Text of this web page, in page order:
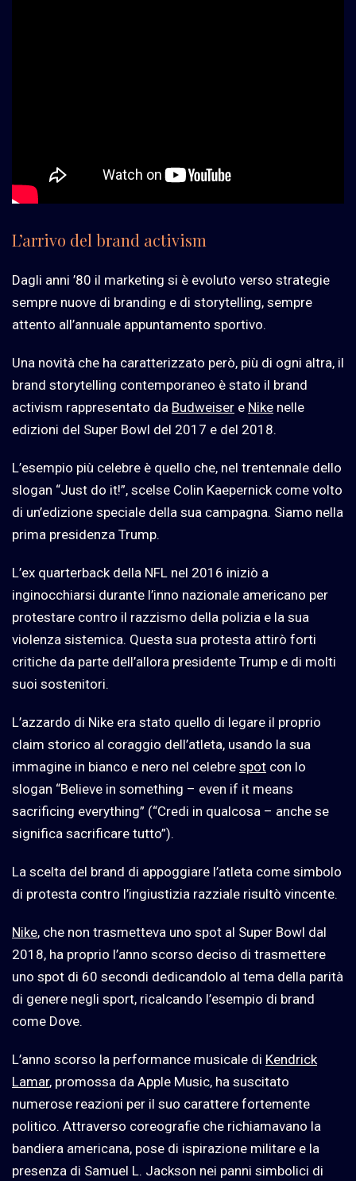
L’arrivo del brand activism
Dagli anni ’80 il marketing si è evoluto verso strategie
sempre nuove di branding e di storytelling, sempre
attento all’annuale appuntamento sportivo.
Una novità che ha caratterizzato però, più di ogni altra, il
brand storytelling contemporaneo è stato il brand
activism rappresentato da Budweiser e Nike nelle
edizioni del Super Bowl del 2017 e del 2018.
L’esempio più celebre è quello che, nel trentennale dello
slogan “Just do it!”, scelse Colin Kaepernick come volto
di un’edizione speciale della sua campagna. Siamo nella
prima presidenza Trump.
L’ex quarterback della NFL nel 2016 iniziò a
inginocchiarsi durante l’inno nazionale americano per
protestare contro il razzismo della polizia e la sua
violenza sistemica. Questa sua protesta attirò forti
critiche da parte dell’allora presidente Trump e di molti
suoi sostenitori.
L’azzardo di Nike era stato quello di legare il proprio
claim storico al coraggio dell’atleta, usando la sua
immagine in bianco e nero nel celebre spot con lo
slogan “Believe in something – even if it means
sacrificing everything” (“Credi in qualcosa – anche se
significa sacrificare tutto”).
La scelta del brand di appoggiare l’atleta come simbolo
di protesta contro l’ingiustizia razziale risultò vincente.
Nike, che non trasmetteva uno spot al Super Bowl dal
2018, ha proprio l’anno scorso deciso di trasmettere
uno spot di 60 secondi dedicandolo al tema della parità
di genere negli sport, ricalcando l’esempio di brand
come Dove.
L’anno scorso la performance musicale di Kendrick
Lamar, promossa da Apple Music, ha suscitato
numerose reazioni per il suo carattere fortemente
politico. Attraverso coreografie che richiamavano la
bandiera americana, pose di ispirazione militare e la
presenza di Samuel L. Jackson nei panni simbolici di